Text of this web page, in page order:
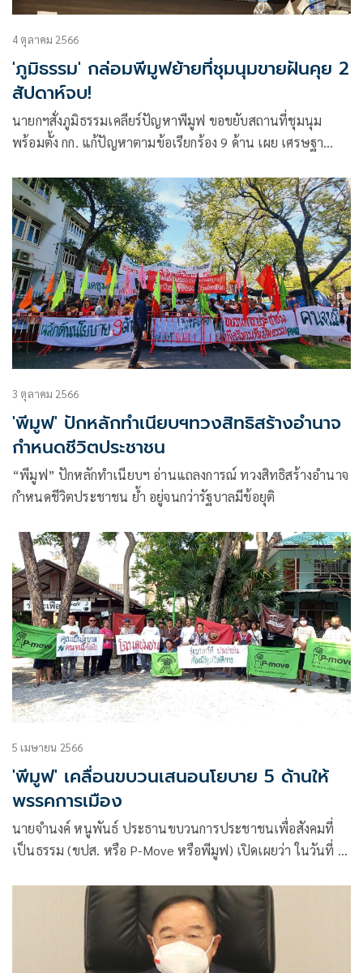
4 ตุลาคม 2566
'ภูมิธรรม' กล่อมพีมูฟย้ายที่ชุมนุมขายฝันคุย 2
สัปดาห์จบ!
นายกฯสั่งภูมิธรรมเคลียร์ปัญหาพีมูฟ ขอขยับสถานที่ชุมนุม
พร้อมตั้ง กก. แก้ปัญหาตามข้อเรียกร้อง 9 ด้าน เผย เศรษฐา
3 ตุลาคม 2566
'พีมูฟ' ปักหลักทำเนียบฯทวงสิทธิสร้างอำนาจ
กำหนดชีวิตประชาชน
“พีมูฟ” ปักหลักทำเนียบฯ อ่านแถลงการณ์ ทวงสิทธิสร้างอำนาจ
กำหนดชีวิตประชาชน ย้ำ อยู่จนกว่ารัฐบาลมีข้อยุติ
5 เมษายน 2566
'พีมูฟ' เคลื่อนขบวนเสนอนโยบาย 5 ด้านให้
พรรคการเมือง
นายจำนงค์ หนูพันธ์ ประธานขบวนการประชาชนเพื่อสังคมที่
เป็นธรรม (ขปส. หรือ P-Move หรือพีมูฟ) เปิดเผยว่า ในวันที่ 5-
พรรคการเมือง 5 ด้าน